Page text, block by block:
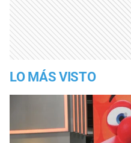
LO MÁS VISTO